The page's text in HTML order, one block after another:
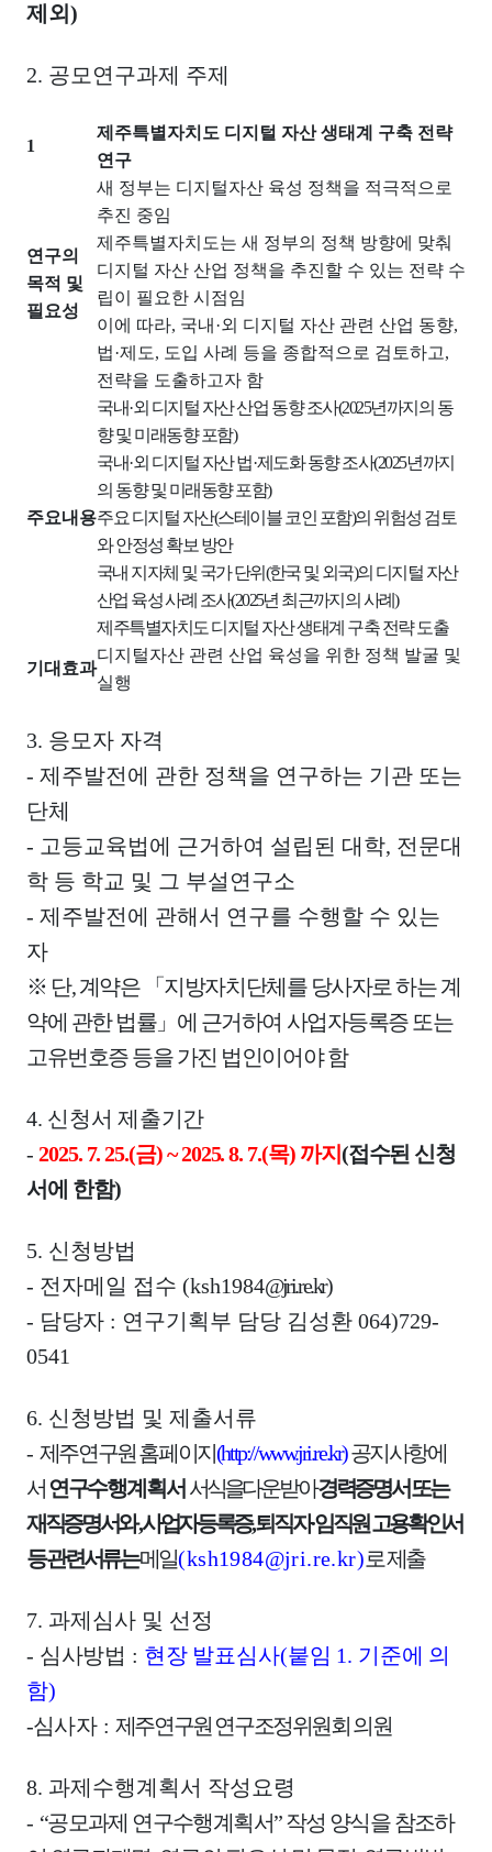
제외)
2. 공모연구과제 주제
1
제주특별자치도 디지털 자산 생태계 구축 전략
연구
연구의
목적 및
필요성
새 정부는 디지털자산 육성 정책을 적극적으로
추진 중임
제주특별자치도는 새 정부의 정책 방향에 맞춰
디지털 자산 산업 정책을 추진할 수 있는 전략 수
립이 필요한 시점임
이에 따라, 국내 ·외 디지털 자산 관련 산업 동향,
법·제도, 도입 사례 등을 종합적으로 검토하고,
전략을 도출하고자 함
주요내용
국내·외 디지털 자산 산업 동향 조사(2025년까지의 동
향 및 미래동향 포함)
국내·외 디지털 자산 법·제도화 동향 조사(2025년까지
의 동향 및 미래동향 포함)
주요 디지털 자산(스테이블 코인 포함)의 위험성 검토
와 안정성 확보 방안
국내 지자체 및 국가 단위(한국 및 외국)의 디지털 자산
산업 육성 사례 조사(2025년 최근까지의 사례)
제주특별자치도 디지털 자산 생태계 구축 전략 도출
기대효과
디지털자산 관련 산업 육성을 위한 정책 발굴 및
실행
3. 응모자 자격
- 제주발전에 관한 정책을 연구하는 기관 또는
단체
- 고등교육법에 근거하여 설립된 대학, 전문대
학 등 학교 및 그 부설연구소
- 제주발전에 관해서 연구를 수행할 수 있는
자
※ 단,계약은 「 지방자치단체를 당사자로 하는 계
약에 관한 법률」 에 근거하여 사업자등록증 또는
고유번호증 등을 가진 법인이어야 함
4. 신청서 제출기간
- 2025. 7. 25.(금) ~ 2025. 8. 7.(목) 까지 (접수된 신청
서에 한함)
5. 신청방법
- 전자메일 접수 (ksh1984@jri.re.kr)
- 담당자 : 연구기획부 담당 김성환064)729-
0541
6. 신청방법 및 제출서류
- 제주연구원 홈페이지 (http://www.jri.re.kr)공지사항에
서 연구수행계획서 서식을다운받아경력증명서 또는
재직증명서와,사업자등록증,퇴직자·임직원 고용확인서
등 관련서류는메일(ksh1984@jri.re.kr)로제출
7. 과제심사 및 선정
- 심사방법 : 현장 발표심사(붙임 1. 기준에 의
함)
-심사자 : 제주연구원 연구조정위원회 의원
8. 과제수행계획서 작성요령
- “공모과제 연구수행계획서”작성 양식을 참조하